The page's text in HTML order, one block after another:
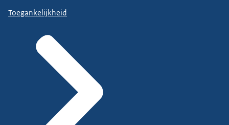
Toegankelijkheid